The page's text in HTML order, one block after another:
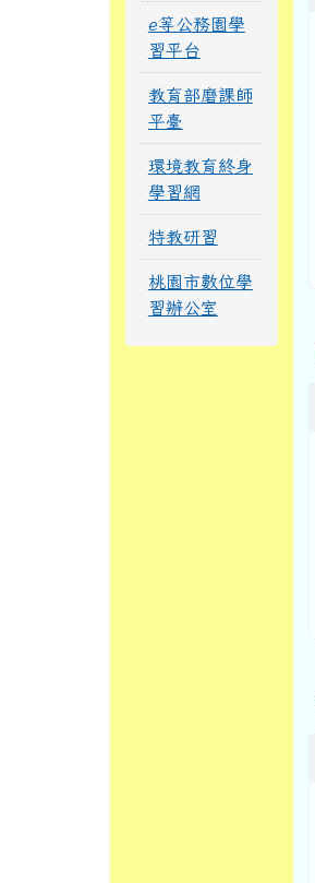
e等公務園學
習平台
教育部磨課師
平臺
環境教育終身
學習網
特教研習
桃園市數位學
習辦公室